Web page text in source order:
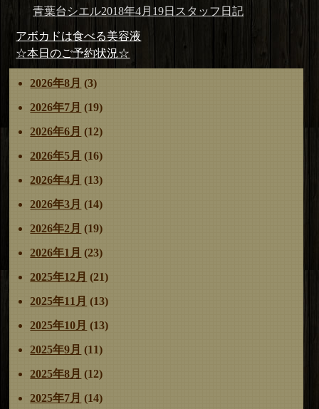
投
者
青葉台シエル投
稿
日:
2018年4月19日 カ
スタッフ日記
投
稿
ナ
ビ
ゲ
シ
ョ
前
の
投
稿:
アボカドは食べる美容液
次
の
投
稿:
☆本日のご予約状況☆
2026年8月 (3)
2026年7月 (19)
2026年6月 (12)
2026年5月 (16)
2026年4月 (13)
2026年3月 (14)
2026年2月 (19)
2026年1月 (23)
2025年12月 (21)
2025年11月 (13)
2025年10月 (13)
2025年9月 (11)
2025年8月 (12)
2025年7月 (14)